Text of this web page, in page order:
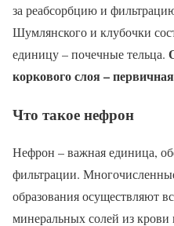
за реабсорбцию и
Шумлянского и клубочки
единицу – почечные тельца.
коркового слоя –
Что такое нефрон
Нефрон – важная единица,
фильтрации.
образования осуществляют
минеральных солей из крови